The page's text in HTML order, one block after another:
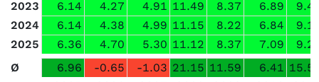
2023
6.14 4.27 4.91 11.49 8.37 6.89
2024
6.14 4.38 4.99 11.15 8.22 6.84
2025
6.36 4.70 5.30 11.12 8.37 7.09
Ø
6.96 -0.65 -1.03 21.15 11.59 6.41